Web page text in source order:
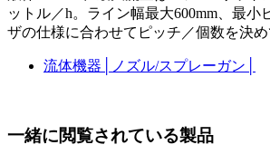
ットル／h。ライン幅最大600mm、最小
ザの仕様に合わせてピッチ／個数を決め
流体機器 ノズル/スプレーガン
一緒に閲覧されている製品